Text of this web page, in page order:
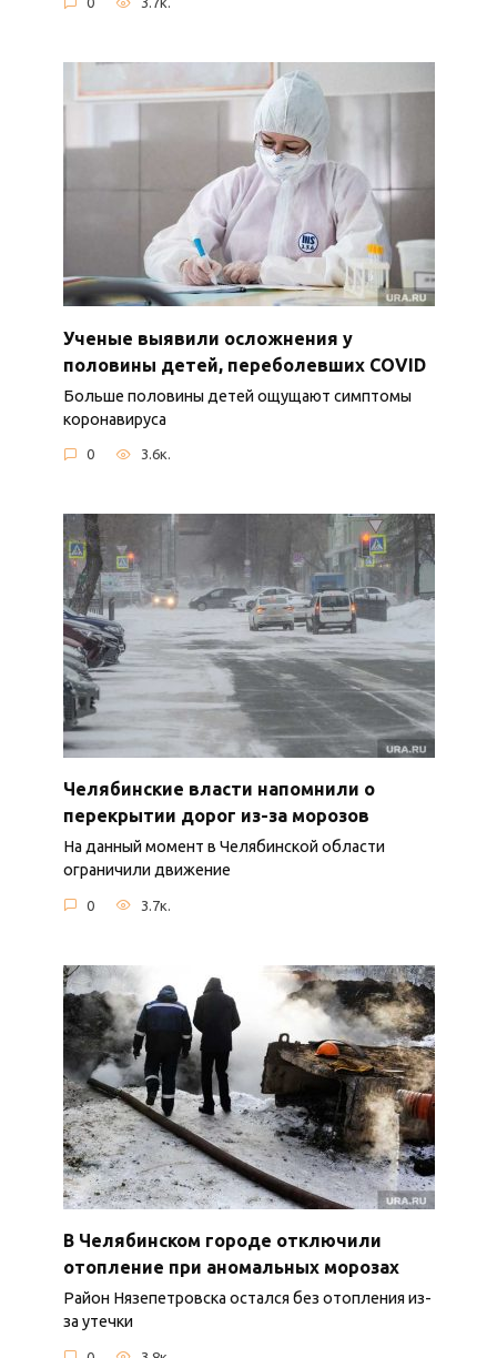
Ученые выявили осложнения у
половины детей, переболевших COVID
Больше половины детей ощущают симптомы
коронавируса
0 3.6к.
Челябинские власти напомнили о
перекрытии дорог из-за морозов
На данный момент в Челябинской области
ограничили движение
0 3.7к.
В Челябинском городе отключили
отопление при аномальных морозах
Район Нязепетровска остался без отопления из-
за утечки